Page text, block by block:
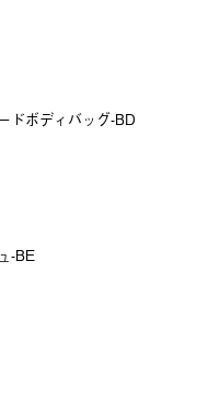
ドボディバッグ-BD
-BE